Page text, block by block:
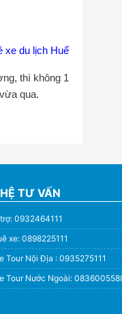
xe du lịch Huế
thì không 1
qua.
TƯ VẤN
0932464111
xe: 0898225111
Tour Nội Địa : 0935275111
Tour Nước Ngoài: